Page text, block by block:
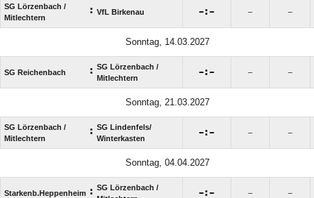
SG Lörzenbach /​
Mitlechtern
: VfL Birkenau : – –
Sonntag, 14.03.2027
SG Reichenbach : SG Lörzenbach /​
Mitlechtern
: – –
Sonntag, 21.03.2027
SG Lörzenbach /​
Mitlechtern
: SG Lindenfels/​
Winterkasten
: – –
Sonntag, 04.04.2027
Starkenb.Heppenheim : SG Lörzenbach /​
: – –